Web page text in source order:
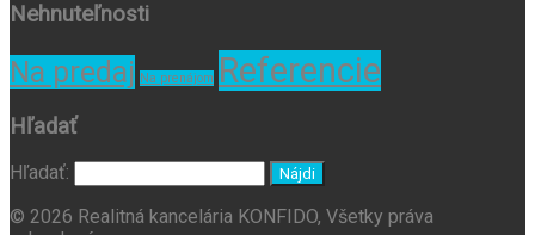
Nehnuteľnosti
Na predaj Na prenájom Referencie
Hľadať
Hľadať:
© 2026 Realitná kancelária KONFIDO, Všetky práva